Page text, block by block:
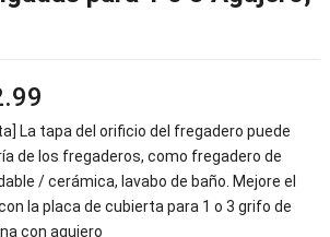
La tapa del orificio del fregadero puede
de los fregaderos, como fregadero de
/ cerámica, lavabo de baño. Mejore el
la placa de cubierta para 1 o 3 grifo de
con agujero